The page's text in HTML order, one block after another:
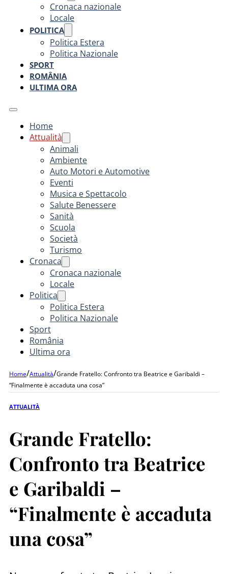
Cronaca nazionale
Locale
POLITICA
Politica Estera
Politica Nazionale
SPORT
ROMÂNIA
ULTIMA ORA
Home
Attualità
Animali
Ambiente
Auto Motori e Automotive
Eventi
Musica e Spettacolo
Salute Benessere
Sanità
Scuola
Società
Turismo
Cronaca
Cronaca nazionale
Locale
Politica
Politica Estera
Politica Nazionale
Sport
România
Ultima ora
Home/Attualità/Grande Fratello: Confronto tra Beatrice e Garibaldi –
“Finalmente è accaduta una cosa”
ATTUALITÀ
Grande Fratello:
Confronto tra Beatrice
e Garibaldi –
“Finalmente è accaduta
una cosa”